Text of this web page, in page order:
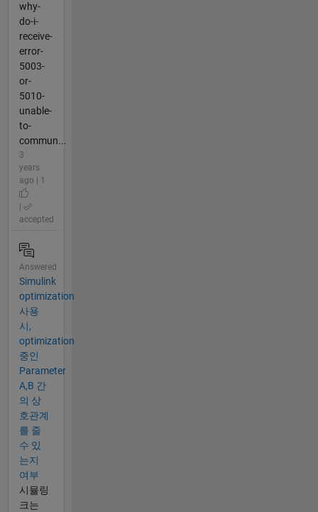
why-
do-i-
receive-
error-
5003-
or-
5010-
unable-
to-
commun...
3
years
ago | 1
accepted
Answered
Simulink
optimization
사용
시,
optimization
중인
Parameter
A,B 간
의 상
호관계
를 줄
수 있
는지
여부
시뮬링
크는